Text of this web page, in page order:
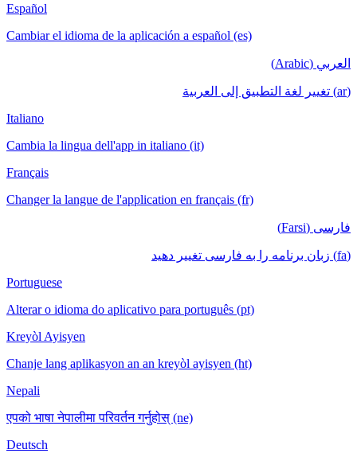
Español
Cambiar el idioma de la aplicación a español (es)
العربي (Arabic)
(ar) تغيير لغة التطبيق إلى العربية
Italiano
Cambia la lingua dell'app in italiano (it)
Français
Changer la langue de l'application en français (fr)
فارسی (Farsi)
(fa) زبان برنامه را به فارسی تغییر دهید
Portuguese
Alterar o idioma do aplicativo para português (pt)
Kreyòl Ayisyen
Chanje lang aplikasyon an an kreyòl ayisyen (ht)
Nepali
एपको भाषा नेपालीमा परिवर्तन गर्नुहोस् (ne)
Deutsch